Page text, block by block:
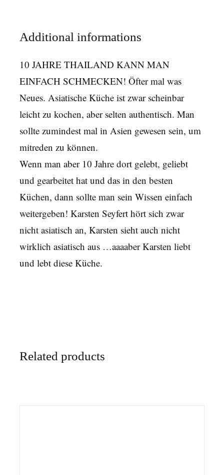
Additional informations
10 JAHRE THAILAND KANN MAN
EINFACH SCHMECKEN! Öfter mal was
Neues. Asiatische Küche ist zwar scheinbar
leicht zu kochen, aber selten authentisch. Man
sollte zumindest mal in Asien gewesen sein, um
mitreden zu können.
Wenn man aber 10 Jahre dort gelebt, geliebt
und gearbeitet hat und das in den besten
Küchen, dann sollte man sein Wissen einfach
weitergeben! Karsten Seyfert hört sich zwar
nicht asiatisch an, Karsten sieht auch nicht
wirklich asiatisch aus …aaaaber Karsten liebt
und lebt diese Küche.
Related products